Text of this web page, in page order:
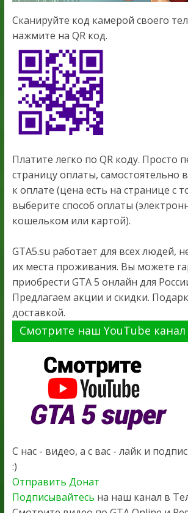
Сканируйте код камерой своего
нажмите на QR код.
Платите легко по QR коду. Просто
страницу оплаты, самостоятельно
к оплате (цена есть на странице с
выберите способ оплаты
кошельком или картой).
GTA5.su работает для всех людей,
их места проживания. Вы можете
приобрести GTA 5 онлайн для
Предлагаем акции и скидки.
доставкой.
Смотрите наш YouTube канал
С нас - видео, а с вас - лайк и
:)
Отправить Донат
Подписывайтесь на наш канал в